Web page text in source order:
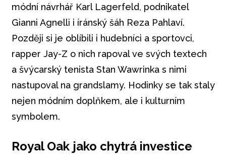
módní návrhář Karl Lagerfeld, podnikatel
Gianni Agnelli i íránský šáh Reza Pahlaví.
Později si je oblíbili i hudebníci a sportovci,
rapper Jay-Z o nich rapoval ve svých textech
a švýcarský tenista Stan Wawrinka s nimi
nastupoval na grandslamy. Hodinky se tak staly
nejen módním doplňkem, ale i kulturním
symbolem.
Royal Oak jako chytrá investice